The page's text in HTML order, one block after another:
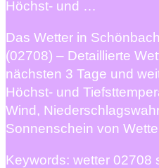
Höchst- und …
Das Wetter in
(02708) – Detaillierte
nächsten 3 Tage und
Höchst- und
Wind,
Sonnenschein von
Keywords: wetter 02708